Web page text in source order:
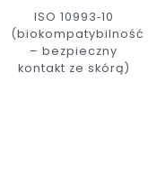
ISO 10993‑10
(biokompatybilność
– bezpieczny
kontakt ze skórą)